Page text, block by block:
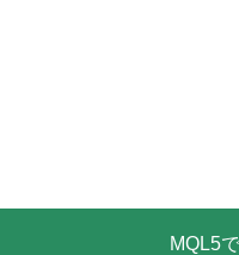
MQL5